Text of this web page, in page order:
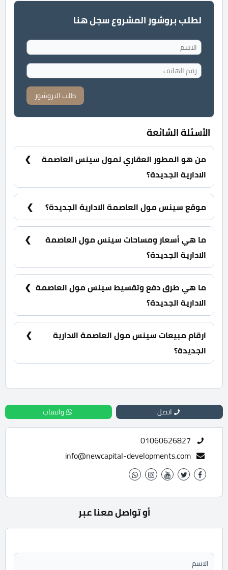
لطلب بروشور المشروع سجل هنا
طلب البروشور
الأسئلة الشائعة
من هو المطور العقاري لمول سينس العاصمة
الادارية الجديدة؟
شركة سينس للاستثمار والتطوير العقاري Sense
Developments.
موقع سينس مول العاصمة الادارية الجديدة؟
سينس مول العاصمة الادارية الجديدة يقع وسط منطقة
الداون تاون بإطلالة مباشرة على النهر الأخضر.
ما هي أسعار ومساحات سينس مول العاصمة
الادارية الجديدة؟
وحدات استثمارية بمساحات تبدأ من 20 متر مربع كما
يبدأ السعر من 1,838,160 جنية.
ما هي طرق دفع وتقسيط سينس مول العاصمة
الادارية الجديدة؟
15% مقدم حجز و أيضا تقسيط الباقي من المبلغ على 6
سنوات أقساط متساوية.
ارقام مبيعات سينس مول العاصمة الادارية
الجديدة؟
للحجز والاستعلام اتصل بنا على : 01060626827
اتصل واتساب
01060626827
info@newcapital-developments.com
أو تواصل معنا عبر